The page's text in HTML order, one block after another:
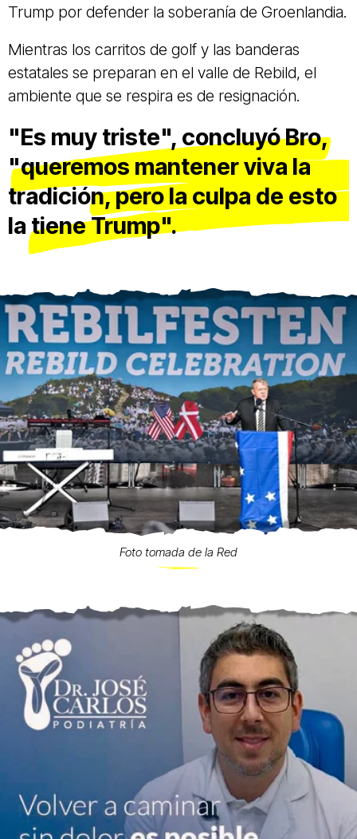
Trump por defender la soberanía de Groenlandia.
Mientras los carritos de golf y las banderas
estatales se preparan en el valle de Rebild, el
ambiente que se respira es de resignación.
"Es muy triste", concluyó Bro,
"queremos mantener viva la
tradición, pero la culpa de esto
la tiene Trump".
Foto tomada de la Red